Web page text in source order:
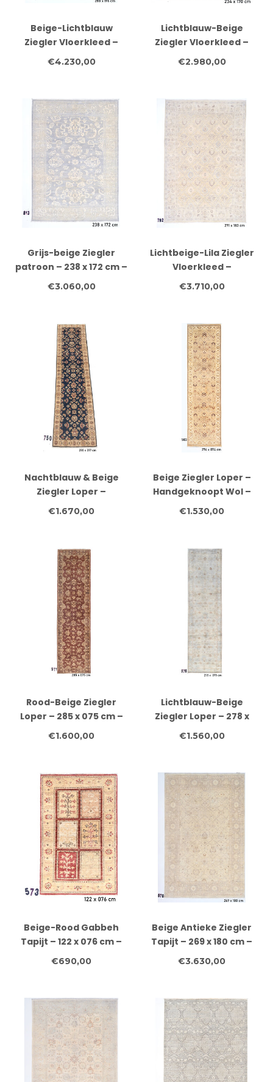
Beige-Lichtblauw
Ziegler Vloerkleed –
Klassiek Floraal
Patroon – 288 x 196 cm
€4.230,00
Lichtblauw-Beige
Ziegler Vloerkleed –
Klassiek
Bloemenpatroon – 234
€2.980,00
Grijs-beige Ziegler
patroon – 238 x 172 cm –
Handgeknoopt wollen
vloerkleed
€3.060,00
Lichtbeige-Lila Ziegler
Vloerkleed –
Bloemenpatroon – 271 x
183 cm
€3.710,00
Nachtblauw & Beige
Ziegler Loper –
Handgeknoopt – 290 x
€1.670,00
Beige Ziegler Loper –
Handgeknoopt Wol –
276 x 074 cm
€1.530,00
Rood-Beige Ziegler
Loper – 285 x 075 cm –
Handgeknoopt Wol
€1.600,00
Lichtblauw-Beige
Ziegler Loper – 278 x
075 cm –
€1.560,00
Beige-Rood Gabbeh
Tapijt – 122 x 076 cm –
Handgeknoopt Wol
€690,00
Beige Antieke Ziegler
Tapijt – 269 x 180 cm –
Handgeknoopt Wol
€3.630,00